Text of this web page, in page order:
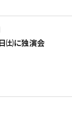
㈯に独演会